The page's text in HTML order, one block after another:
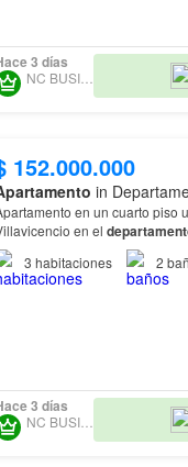
3 días
NC BUSINESS
152.000.000
in
en un cuarto piso
en el
3 habitaciones 2
3 días
NC BUSINESS